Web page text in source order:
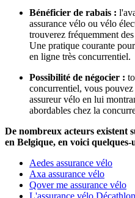
Bénéficier de rabais :
assurance vélo ou vélo
trouverez fréquemment
Une pratique courante
en ligne très concurrentiel.
Possibilité de négocier :
concurrentiel, vous
assureur vélo en lui
abordables chez la
De nombreux acteurs existent
en Belgique, en voici quelques-
Aedes assurance vélo
Axa assurance vélo
Qover me assurance vélo
L'assurance vélo Décathlon